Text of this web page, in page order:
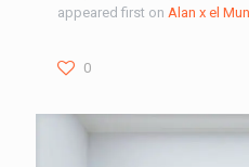
appeared first on Alan x el
0